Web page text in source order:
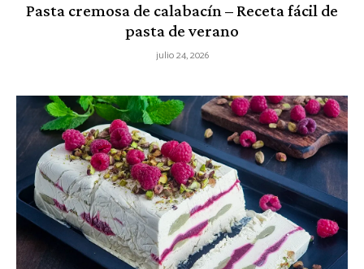
Pasta cremosa de calabacín – Receta fácil de
pasta de verano
julio 24, 2026